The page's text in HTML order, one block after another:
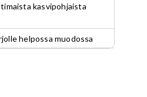
kasvipohjaista
helpossa muodossa